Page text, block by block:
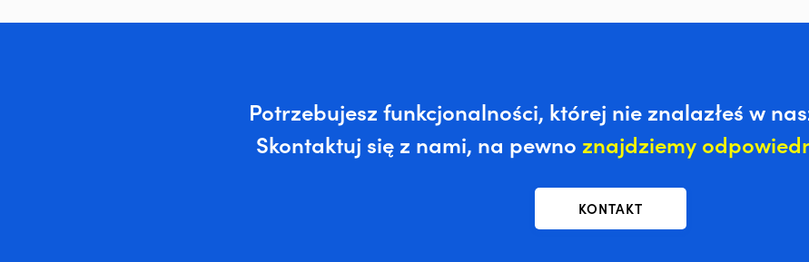
Potrzebujesz funkcjonalności, której nie znalazłeś w
Skontaktuj się z nami, na pewno znajdziemy
KONTAKT